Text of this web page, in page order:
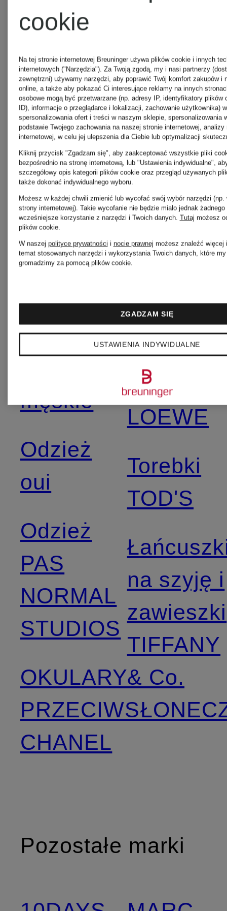
WELLENSTEYN
męskie
Obuwie
DOLCE &
GABBANA
Obuwie
GUCCI
Obuwie
męskie
Odzież
oui
Odzież
PAS
NORMAL
STUDIOS
OKULARY
CHANEL
Sukienki
SANDRO
Szale i
chusty
Torby
Torby
shopper
LOEWE
Torebki
TOD'S
na szyję i
zawieszki
TIFFANY
& Co.
Pozostałe marki
cookie
Na tej stronie internetowej Breuninger używa plików cookie i innych
internetowych ("Narzędzia"). Za Twoją zgodą, my i nasi partnerzy
zewnętrzni) używamy narzędzi, aby poprawić Twój komfort zakupów i
online, a także aby pokazać Ci interesujące reklamy na innych
osobowe mogą być przetwarzane (np. adresy IP, identyfikatory plików
ID), informacje o przeglądarce i lokalizacji, zachowanie użytkownika)
spersonalizowania ofert i treści w naszym sklepie, spersonalizowania
podstawie Twojego zachowania na naszej stronie internetowej,
internetowej, w celu jej ulepszenia dla Ciebie lub optymalizacji
Kliknij przycisk "Zgadzam się", aby zaakceptować wszystkie pliki
bezpośrednio na stronę internetową, lub "Ustawienia indywidualne",
szczegółowy opis kategorii plików cookie oraz przegląd używanych
także dokonać indywidualnego wyboru.
Możesz w każdej chwili zmienić lub wycofać swój wybór narzędzi (np.
strony internetowej). Takie wycofanie nie będzie miało jednak żadnego
wcześniejsze korzystanie z narzędzi i Twoich danych. Tutaj możesz
plików cookie.
W naszej polityce prywatności i nocie prawnej możesz znaleźć więcej
temat stosowanych narzędzi i wykorzystania Twoich danych, które
gromadzimy za pomocą plików cookie.
USTAWIENIA INDYWIDUALNE
ZGADZAM SIĘ